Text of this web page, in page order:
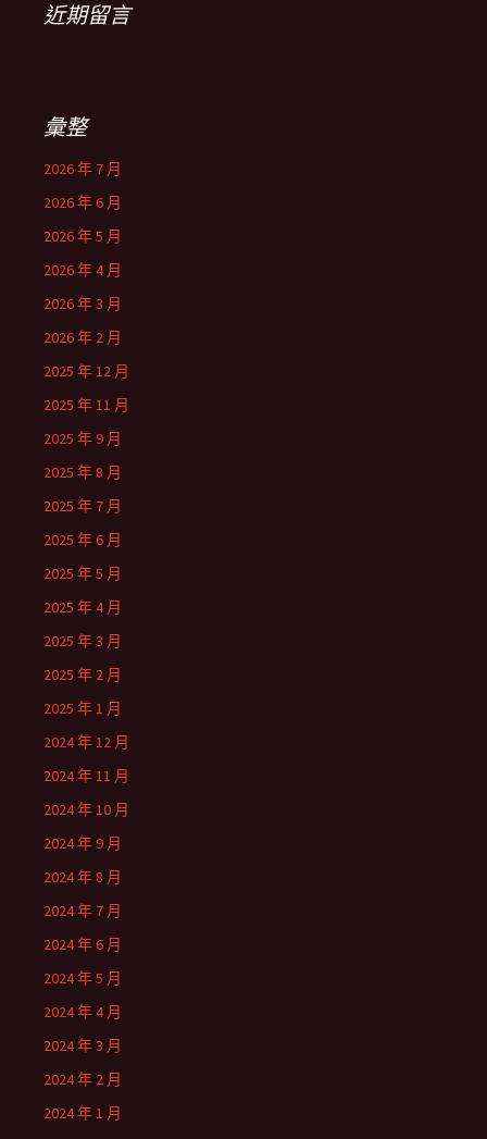
近期留言
彙整
2026 年 7 月
2026 年 6 月
2026 年 5 月
2026 年 4 月
2026 年 3 月
2026 年 2 月
2025 年 12 月
2025 年 11 月
2025 年 9 月
2025 年 8 月
2025 年 7 月
2025 年 6 月
2025 年 5 月
2025 年 4 月
2025 年 3 月
2025 年 2 月
2025 年 1 月
2024 年 12 月
2024 年 11 月
2024 年 10 月
2024 年 9 月
2024 年 8 月
2024 年 7 月
2024 年 6 月
2024 年 5 月
2024 年 4 月
2024 年 3 月
2024 年 2 月
2024 年 1 月